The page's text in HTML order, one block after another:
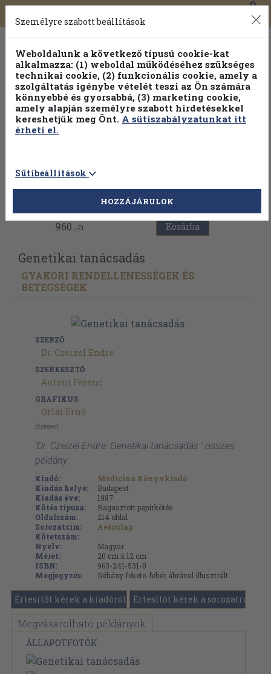
Toggle
navigation
0
Vissza az előző oldalra
960 ,-Ft Kosárba
Genetikai tanácsadás
GYAKORI RENDELLENESSÉGEK ÉS
BETEGSÉGEK
SZERZŐ
Dr. Czeizel Endre
SZERKESZTŐ
Antoni Ferenc
GRAFIKUS
Orlai Ernő
Budapest
'Dr. Czeizel Endre: Genetikai tanácsadás ' összes
példány
Kiadó:
Medicina Könyvkiadó
Kiadás helye:
Budapest
Kiadás éve:
1987
Kötés típusa:
Ragasztott papírkötés
Oldalszám:
214 oldal
Sorozatcím:
Aesculap
Kötetszám:
Nyelv:
Magyar
Méret:
20 cm x 12 cm
ISBN:
963-241-531-0
Megjegyzés:
Néhány fekete-fehér ábrával illusztrált.
Értesítőt kérek a kiadóról Értesítőt kérek a sorozatról
Megvásárolható példányok
ÁLLAPOTFOTÓK
Személyre szabott beállítások
Weboldalunk a következő típusú cookie-kat
alkalmazza: (1) weboldal működéséhez szükséges
technikai cookie, (2) funkcionális cookie, amely a
szolgáltatás igénybe vételét teszi az Ön számára
könnyebbé és gyorsabbá, (3) marketing cookie,
amely alapján személyre szabott hirdetésekkel
kereshetjük meg Önt. A sütiszabályzatunkat itt
érheti el.
Sütibeállítások
HOZZÁJÁRULOK